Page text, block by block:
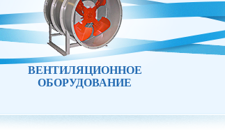
ВЕНТИЛЯЦИОННОЕ
ОБОРУДОВАНИЕ